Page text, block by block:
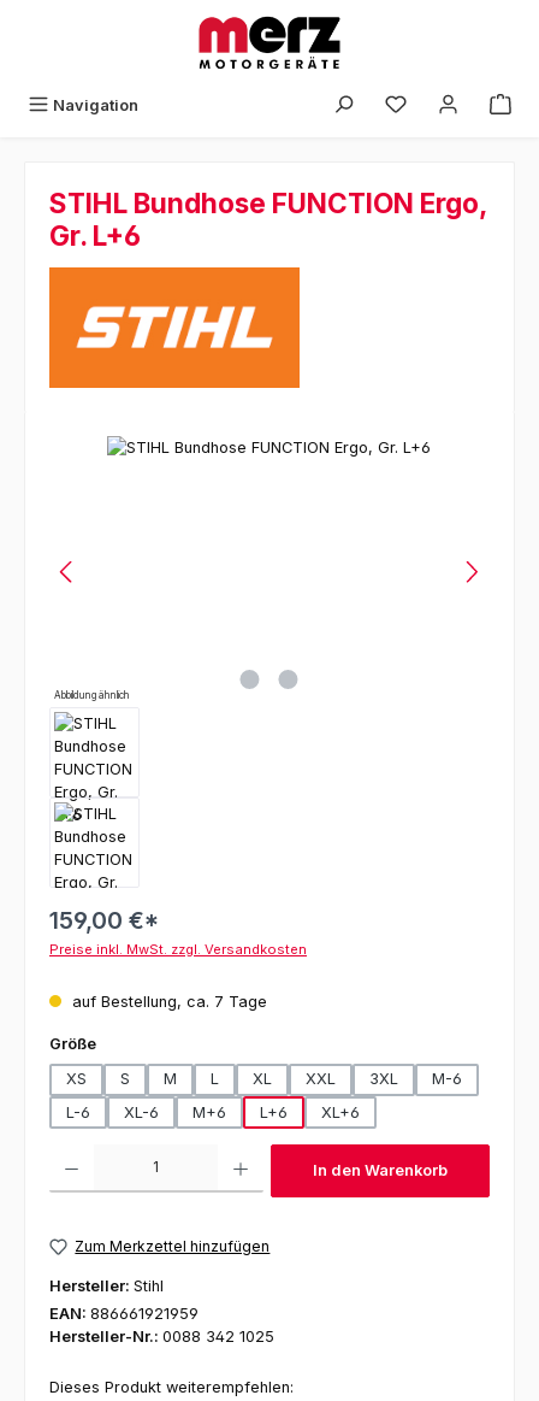
Navigation
STIHL Bundhose FUNCTION Ergo,
Gr. L+6
Bildergalerie überspringen
Abbildung ähnlich
159,00 €*
Preise inkl. MwSt. zzgl. Versandkosten
auf Bestellung, ca. 7 Tage
Größeauswählen
XS
S M L XL XXL 3XL
M-6
L-6
XL-6 M+6 L+6 XL+6
Produkt Anzahl: Gib den gewünschten Wert ein oder benutze die
In den Warenkorb
Zum Merkzettel hinzufügen
Hersteller: Stihl
EAN: 886661921959
Hersteller-Nr.: 0088 342 1025
Dieses Produkt weiterempfehlen: